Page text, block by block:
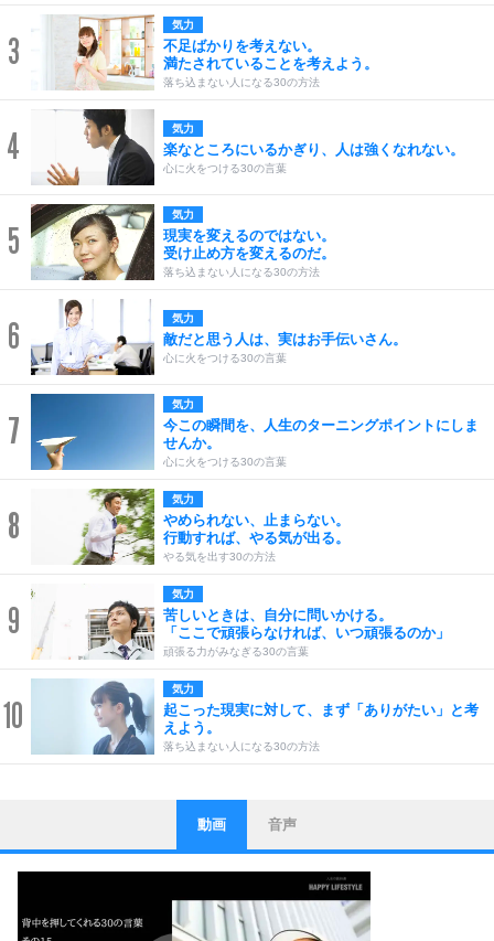
3
気力
不足ばかりを考えない。
満たされていることを考えよう。
落ち込まない人になる30の方法
4 気力
楽なところにいるかぎり、人は強くなれない。
心に火をつける30の言葉
5
気力
現実を変えるのではない。
受け止め方を変えるのだ。
落ち込まない人になる30の方法
6 気力
敵だと思う人は、実はお手伝いさん。
心に火をつける30の言葉
7
気力
今この瞬間を、人生のターニングポイントにしま
せんか。
心に火をつける30の言葉
8
気力
やめられない、止まらない。
行動すれば、やる気が出る。
やる気を出す30の方法
9
気力
苦しいときは、自分に問いかける。
「ここで頑張らなければ、いつ頑張るのか」
頑張る力がみなぎる30の言葉
10
気力
起こった現実に対して、まず「ありがたい」と考
えよう。
落ち込まない人になる30の方法
1
ストレス対策
他人と比べない。
いっそのこと、他人を見ない。
いらいらしない人になる30の方法
プラス思考
動画 音声